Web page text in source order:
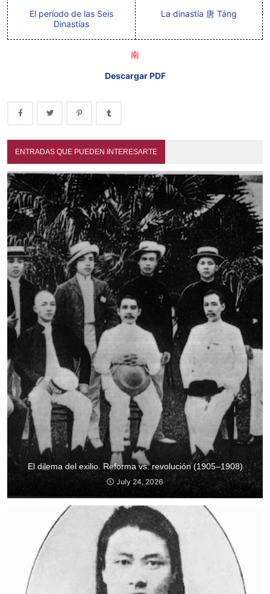
El período de las Seis
Dinastías
La dinastía 唐 Táng
南
Descargar PDF
ENTRADAS QUE PUEDEN INTERESARTE
El dilema del exilio. Reforma vs. revolución (1905–1908)
July 24, 2026